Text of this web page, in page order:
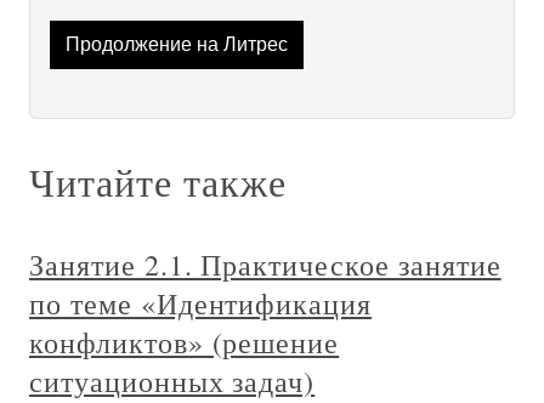
Продолжение на Литрес
Читайте также
Занятие 2.1. Практическое занятие
по теме «Идентификация
конфликтов» (решение
ситуационных задач)